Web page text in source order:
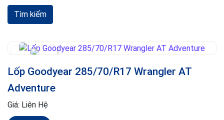
Tìm kiếm
Lốp Goodyear 285/70/R17 Wrangler AT
Adventure
Giá: Liên Hệ